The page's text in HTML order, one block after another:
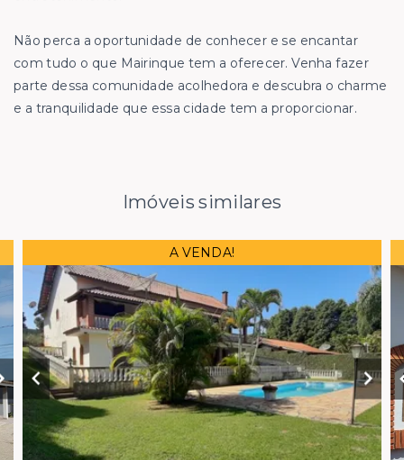
Não perca a oportunidade de conhecer e se encantar
com tudo o que Mairinque tem a oferecer. Venha fazer
parte dessa comunidade acolhedora e descubra o charme
e a tranquilidade que essa cidade tem a proporcionar.
Imóveis similares
A VENDA!